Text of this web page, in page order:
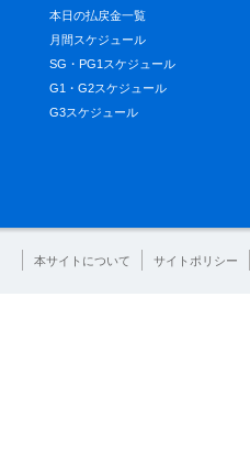
本日の払戻金一覧
月間スケジュール
SG・PG1スケジュール
G1・G2スケジュール
G3スケジュール
本サイトについて サイトポリシー